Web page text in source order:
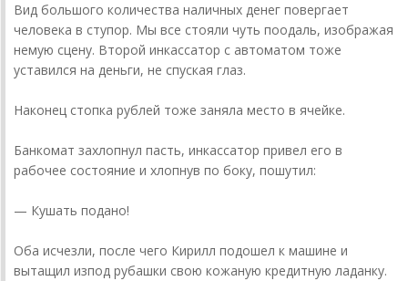
Вид большого количества наличных денег повергает
человека в ступор. Мы все стояли чуть поодаль, изображая
немую сцену. Второй инкассатор с автоматом тоже
уставился на деньги, не спуская глаз.
Наконец стопка рублей тоже заняла место в ячейке.
Банкомат захлопнул пасть, инкассатор привел его в
рабочее состояние и хлопнув по боку, пошутил:
— Кушать подано!
Оба исчезли, после чего Кирилл подошел к машине и
вытащил из­под рубашки свою кожаную кредитную ладанку.